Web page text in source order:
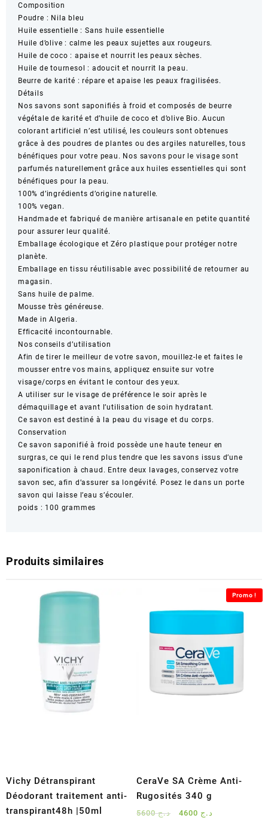
Composition
Poudre : Nila bleu
Huile essentielle : Sans huile essentielle
Huile d’olive : calme les peaux sujettes aux rougeurs.
Huile de coco : apaise et nourrit les peaux sèches.
Huile de tournesol : adoucit et nourrit la peau.
Beurre de karité : répare et apaise les peaux fragilisées.
Détails
Nos savons sont saponifiés à froid et composés de beurre
végétale de karité et d’huile de coco et d’olive Bio. Aucun
colorant artificiel n’est utilisé, les couleurs sont obtenues
grâce à des poudres de plantes ou des argiles naturelles, tous
bénéfiques pour votre peau. Nos savons pour le visage sont
parfumés naturellement grâce aux huiles essentielles qui sont
bénéfiques pour la peau.
100% d’ingrédients d’origine naturelle.
100% vegan.
Handmade et fabriqué de manière artisanale en petite quantité
pour assurer leur qualité.
Emballage écologique et Zéro plastique pour protéger notre
planète.
Emballage en tissu réutilisable avec possibilité de retourner au
magasin.
Sans huile de palme.
Mousse très généreuse.
Made in Algeria.
Efficacité incontournable.
Nos conseils d’utilisation
Afin de tirer le meilleur de votre savon, mouillez-le et faites le
mousser entre vos mains, appliquez ensuite sur votre
visage/corps en évitant le contour des yeux.
A utiliser sur le visage de préférence le soir après le
démaquillage et avant l’utilisation de soin hydratant.
Ce savon est destiné à la peau du visage et du corps.
Conservation
Ce savon saponifié à froid possède une haute teneur en
surgras, ce qui le rend plus tendre que les savons issus d’une
saponification à chaud. Entre deux lavages, conservez votre
savon sec, afin d’assurer sa longévité. Posez le dans un porte
savon qui laisse l’eau s’écouler.
poids : 100 grammes
Produits similaires
Vichy Détranspirant
Déodorant traitement anti-
transpirant48h |50ml
Promo !
CeraVe SA Crème Anti-
Rugosités 340 g
د.ج5600
Le
د.ج